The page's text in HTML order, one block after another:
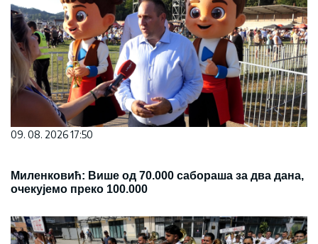
09. 08. 2026 17:50
Миленковић: Више од 70.000 сабораша за два дана,
очекујемо преко 100.000